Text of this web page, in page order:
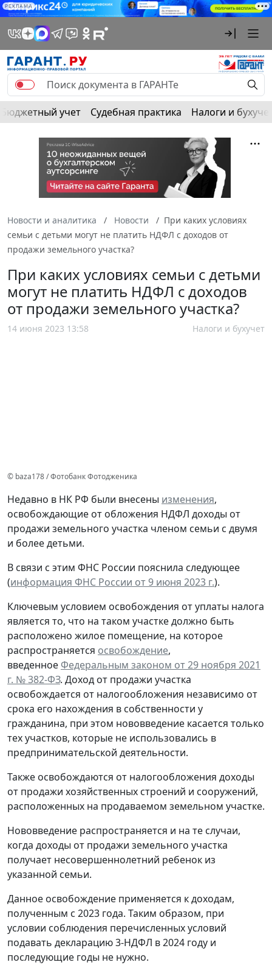
РЕКЛАМА
Бюджетный учет Судебная практика Налоги и
Новости и аналитика Новости
При каких условиях
семьи с детьми могут не платить НДФЛ с доходов от
продажи земельного участка?
При каких условиях семьи с детьми
могут не платить НДФЛ с доходов
от продажи земельного участка?
14 июня 2023 13:58 Налоги и бухучет
© baza178 / Фотобанк Фотодженика
Недавно в НК РФ были внесены изменения,
освобождающие от обложения НДФЛ доходы от
продажи земельного участка членом семьи с двумя
и более детьми.
В связи с этим ФНС России пояснила следующее
(информация ФНС России от 9 июня 2023 г.).
Ключевым условием освобождения от уплаты налога
является то, что на таком участке должно быть
расположено жилое помещение, на которое
распространяется освобождение,
введенноеФедеральным законом от 29 ноября 2021
г. № 382-ФЗ. Доход от продажи участка
освобождается от налогообложения независимо от
срока его нахождения в собственности у
гражданина, при этом нововведение касается только
тех участков, которые не использовались в
предпринимательской деятельности.
Также освобождаются от налогообложения доходы
от продажи хозяйственных строений и сооружений,
расположенных на продаваемом земельном участке.
Нововведение распространяется и на те случаи,
когда доходы от продажи земельного участка
получает несовершеннолетний ребенок из
указанной семьи.
Данное освобождение применяется к доходам,
полученным с 2023 года. Таким образом, при
условии соблюдения перечисленных условий
подавать декларацию 3-НДФЛ в 2024 году и
последующие годы не нужно.